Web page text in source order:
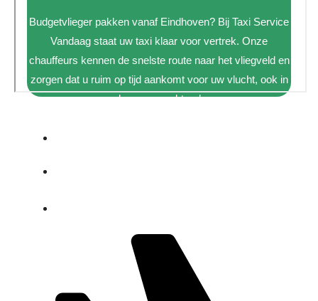
Budgetvlieger pakken vanaf Eindhoven? Bij Taxi Service
Vandaag staat uw taxi klaar voor vertrek. Onze
chauffeurs kennen de snelste route naar het vliegveld en
zorgen dat u ruim op tijd aankomt voor uw vlucht, ook in
de vroege ochtend.